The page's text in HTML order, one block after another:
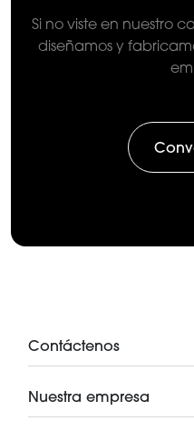
Si no viste en nuestro
diseñamos y
Contáctenos
Nuestra empresa